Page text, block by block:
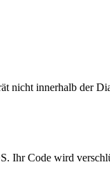
nicht innerhalb der
Code wird